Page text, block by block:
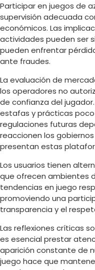
Participar en juegos de
supervisión adecuada
económicos. Las
actividades pueden ser
pueden enfrentar
ante fraudes.
La evaluación de
los operadores no
de confianza del
estafas y prácticas
regulaciones futuras
reaccionen los
presentan estas
Los usuarios tienen
que ofrecen ambientes
tendencias en juego
promoviendo una
transparencia y el
Las reflexiones críticas
es esencial prestar
aparición constante de
juego hace que